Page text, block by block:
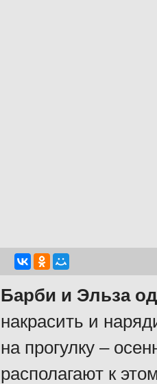
Барби и Эльза
накрасить и
на прогулку –
располагают к